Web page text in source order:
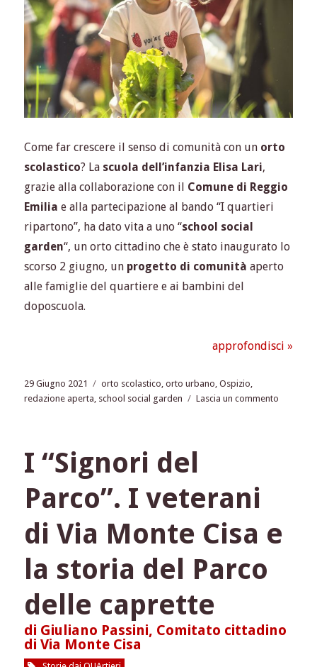
Come far crescere il senso di comunità con un orto
scolastico? La scuola dell’infanzia Elisa Lari,
grazie alla collaborazione con il Comune di Reggio
Emilia e alla partecipazione al bando “I quartieri
ripartono”, ha dato vita a uno “school social
garden“, un orto cittadino che è stato inaugurato lo
scorso 2 giugno, un progetto di comunità aperto
alle famiglie del quartiere e ai bambini del
doposcuola.
approfondisci »
Pubblicato
il
29 Giugno 2021 Tag
orto scolastico ,orto urbano ,Ospizio
redazione aperta school social garden Lascia un commento
scuola
I “Signori del
Parco”. I veterani
di Via Monte Cisa e
la storia del Parco
delle caprette
di Giuliano Passini, Comitato cittadino
di Via Monte Cisa